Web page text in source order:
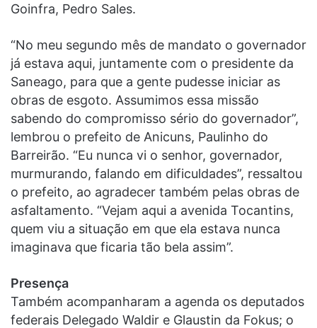
Goinfra, Pedro Sales.
“No meu segundo mês de mandato o governador
já estava aqui, juntamente com o presidente da
Saneago, para que a gente pudesse iniciar as
obras de esgoto. Assumimos essa missão
sabendo do compromisso sério do governador”,
lembrou o prefeito de Anicuns, Paulinho do
Barreirão. “Eu nunca vi o senhor, governador,
murmurando, falando em dificuldades”, ressaltou
o prefeito, ao agradecer também pelas obras de
asfaltamento. “Vejam aqui a avenida Tocantins,
quem viu a situação em que ela estava nunca
imaginava que ficaria tão bela assim”.
Presença
Também acompanharam a agenda os deputados
federais Delegado Waldir e Glaustin da Fokus; o